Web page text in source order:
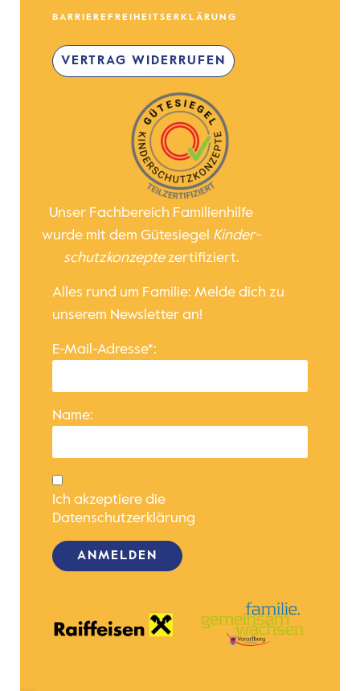
BARRIEREFREIHEITSERKLÄRUNG
VERTRAG WIDERRUFEN
Unser Fachbereich Familienhilfe
wurde mit dem Gütesiegel Kinder­
schutz­konzeptezertifiziert.
Alles rund um Familie: Melde dich zu
unserem Newsletter an!
E-Mail-Adresse*:
Name:
Ich akzeptiere die
Datenschutzerklärung